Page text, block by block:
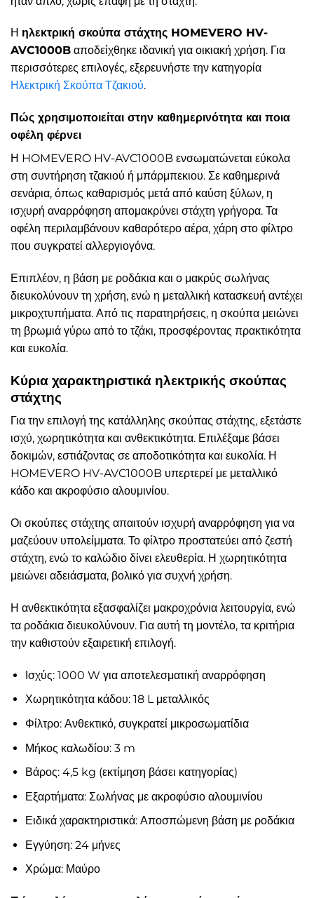
Η ηλεκτρική σκούπα στάχτης HOMEVERO HV-
AVC1000B αποδείχθηκε ιδανική για οικιακή χρήση. Για
περισσότερες επιλογές, εξερευνήστε την κατηγορία
Ηλεκτρική Σκούπα Τζακιού.
Πώς χρησιμοποιείται στην καθημερινότητα και ποια
οφέλη φέρνει
Η HOMEVERO HV-AVC1000B ενσωματώνεται εύκολα
στη συντήρηση τζακιού ή μπάρμπεκιου. Σε καθημερινά
σενάρια, όπως καθαρισμός μετά από καύση ξύλων, η
ισχυρή αναρρόφηση απομακρύνει στάχτη γρήγορα. Τα
οφέλη περιλαμβάνουν καθαρότερο αέρα, χάρη στο φίλτρο
που συγκρατεί αλλεργιογόνα.
Επιπλέον, η βάση με ροδάκια και ο μακρύς σωλήνας
διευκολύνουν τη χρήση, ενώ η μεταλλική κατασκευή αντέχει
μικροχτυπήματα. Από τις παρατηρήσεις, η σκούπα μειώνει
τη βρωμιά γύρω από το τζάκι, προσφέροντας πρακτικότητα
και ευκολία.
Κύρια χαρακτηριστικά ηλεκτρικής σκούπας
στάχτης
Για την επιλογή της κατάλληλης σκούπας στάχτης, εξετάστε
ισχύ, χωρητικότητα και ανθεκτικότητα. Επιλέξαμε βάσει
δοκιμών, εστιάζοντας σε αποδοτικότητα και ευκολία. Η
HOMEVERO HV-AVC1000B υπερτερεί με μεταλλικό
κάδο και ακροφύσιο αλουμινίου.
Οι σκούπες στάχτης απαιτούν ισχυρή αναρρόφηση για να
μαζεύουν υπολείμματα. Το φίλτρο προστατεύει από ζεστή
στάχτη, ενώ το καλώδιο δίνει ελευθερία. Η χωρητικότητα
μειώνει αδειάσματα, βολικό για συχνή χρήση.
Η ανθεκτικότητα εξασφαλίζει μακροχρόνια λειτουργία, ενώ
τα ροδάκια διευκολύνουν. Για αυτή τη μοντέλο, τα κριτήρια
την καθιστούν εξαιρετική επιλογή.
Ισχύς: 1000 W για αποτελεσματική αναρρόφηση
Χωρητικότητα κάδου: 18 L μεταλλικός
Φίλτρο: Ανθεκτικό, συγκρατεί μικροσωματίδια
Μήκος καλωδίου: 3 m
Βάρος: 4,5 kg (εκτίμηση βάσει κατηγορίας)
Εξαρτήματα: Σωλήνας με ακροφύσιο αλουμινίου
Ειδικά χαρακτηριστικά: Αποσπώμενη βάση με ροδάκια
Εγγύηση: 24 μήνες
Χρώμα: Μαύρο